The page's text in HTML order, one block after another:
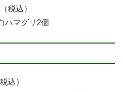
税込）
ハマグリ2個
込）